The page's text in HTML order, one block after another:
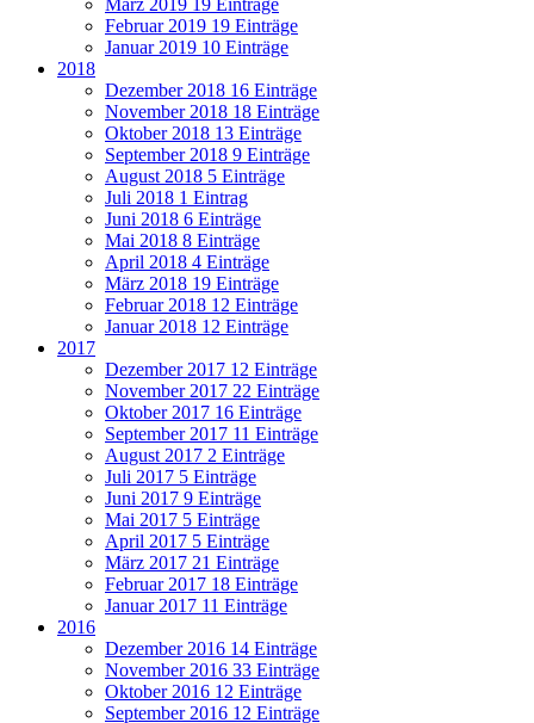
März 2019 19 Einträge
Februar 2019 19 Einträge
Januar 2019 10 Einträge
2018
Dezember 2018 16 Einträge
November 2018 18 Einträge
Oktober 2018 13 Einträge
September 2018 9 Einträge
August 2018 5 Einträge
Juli 2018 1 Eintrag
Juni 2018 6 Einträge
Mai 2018 8 Einträge
April 2018 4 Einträge
März 2018 19 Einträge
Februar 2018 12 Einträge
Januar 2018 12 Einträge
2017
Dezember 2017 12 Einträge
November 2017 22 Einträge
Oktober 2017 16 Einträge
September 2017 11 Einträge
August 2017 2 Einträge
Juli 2017 5 Einträge
Juni 2017 9 Einträge
Mai 2017 5 Einträge
April 2017 5 Einträge
März 2017 21 Einträge
Februar 2017 18 Einträge
Januar 2017 11 Einträge
2016
Dezember 2016 14 Einträge
November 2016 33 Einträge
Oktober 2016 12 Einträge
September 2016 12 Einträge